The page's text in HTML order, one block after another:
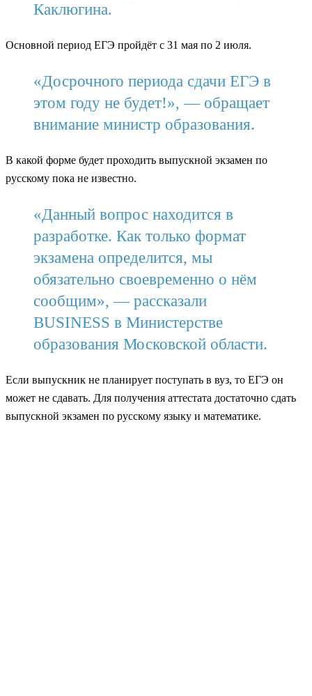
Каклюгина.
Основной период ЕГЭ пройдёт с 31 мая по 2 июля.
«Досрочного периода сдачи ЕГЭ в
этом году не будет!», — обращает
внимание министр образования.
В какой форме будет проходить выпускной экзамен по
русскому пока не известно.
«Данный вопрос находится в
разработке. Как только формат
экзамена определится, мы
обязательно своевременно о нём
сообщим», — рассказали
BUSINESS в Министерстве
образования Московской области.
Если выпускник не планирует поступать в вуз, то ЕГЭ он
может не сдавать. Для получения аттестата достаточно сдать
выпускной экзамен по русскому языку и математике.